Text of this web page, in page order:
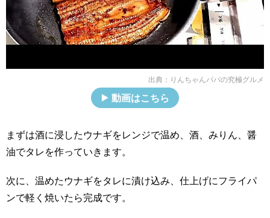
出典： りんちゃんパパの究極グルメ
動画はこちら
まずは酒に浸したウナギをレンジで温め、酒、みりん、醤
油でタレを作っていきます。
次に、温めたウナギをタレに漬け込み、仕上げにフライパ
ンで軽く焼いたら完成です。